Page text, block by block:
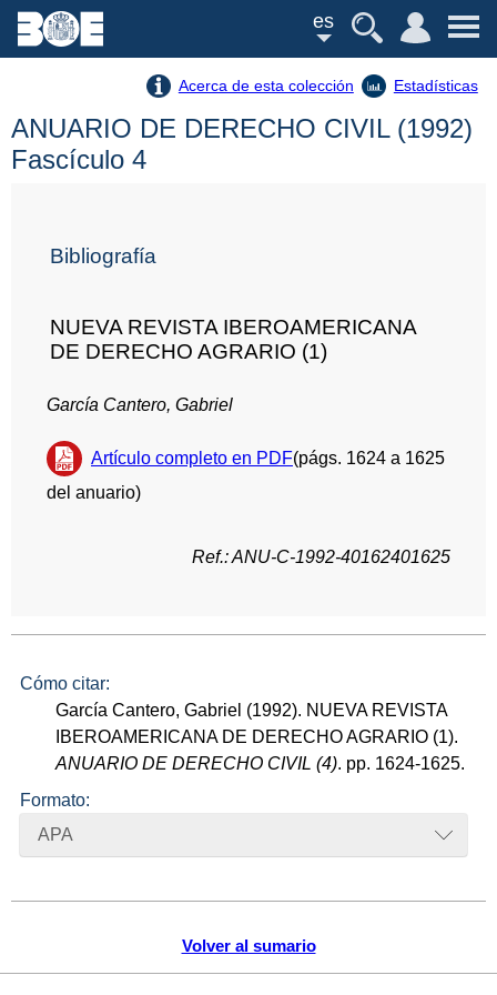
es
Acerca de esta colección Estadísticas
Volver al sumario
ANUARIO DE DERECHO CIVIL (1992)
Fascículo 4
Bibliografía
NUEVA REVISTA IBEROAMERICANA
DE DERECHO AGRARIO (1)
García Cantero, Gabriel
Artículo completo en PDF(págs. 1624 a 1625
del anuario)
Ref.: ANU-C-1992-40162401625
Cómo citar:
García Cantero, Gabriel (1992). NUEVA REVISTA
IBEROAMERICANA DE DERECHO AGRARIO (1).
ANUARIO DE DERECHO CIVIL (4). pp. 1624-1625.
Formato:
APA